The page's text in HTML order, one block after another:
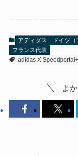
アディダス ドイツ（
フランス代表
adidas X Speedportal+
よ